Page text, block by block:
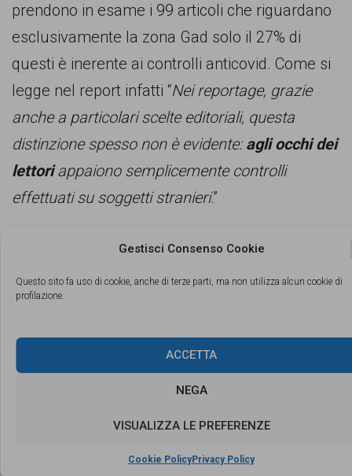
Gestisci Consenso Cookie
Questo sito fa uso di cookie, anche di terze parti, ma non utilizza alcun cookie di
profilazione.
ACCETTA
NEGA
VISUALIZZA LE PREFERENZE
Cookie PolicyPrivacy Policy
prendono in esame i 99 articoli che riguardano
esclusivamente la zona Gad solo il 27% di
questi è inerente ai controlli anticovid. Come si
legge nel report infatti “Nei reportage, grazie
anche a particolari scelte editoriali, questa
distinzione spesso non è evidente:agli occhi dei
lettoriappaiono semplicemente controlli
effettuati su soggetti stranieri.”
Occhio ai media affronta anche il tema del
di maggio è stato approvato un provvedimento
i lavoratori stranieridel settore
domestico, dell’assistenza familiare, del settore
permesso di soggiorno per lavorare in regola.
Tuttavia, la Questura di Ferrara ha rifiutato